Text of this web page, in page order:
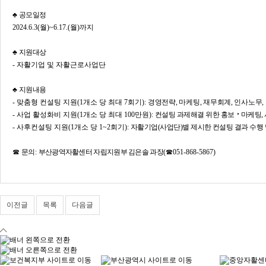
♣ 공모일정
​2024.6.3(월)~6.17.(월)까지
♣ 지원대상
- 자활기업 및 자활근로사업단
♣ 지원내용
​- 맞춤형 컨설팅 지원(1개소 당 최대 7회기): 경영전략, 마케팅,재무회계, 인사노무,
- 사업 활성화비 지원(1개소 당 최대 100만원): 컨설팅 과제해결 위한 홍보 ‧ 마케팅,
- 사후컨설팅 지원(1개소 당 1~2회기): 자활기업(사업단)별 제시한 컨설팅 결과 수행
☎ 문의 : 부산광역자활센터 자립지원부 김은솔 과장(☎051-868-5867)
이전글 목록 다음글